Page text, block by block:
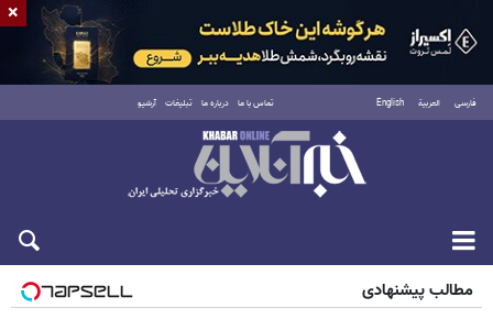
فارسی العربية English تماس با ما درباره ما تبلیغات آرشیو
پنجشنبه ۱۵ مرداد ۱۴۰۵
مطالب پیشنهادی
×